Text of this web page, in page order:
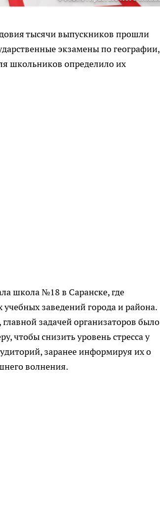
тысячи выпускников прошли
экзамены по географии,
школьников определило их
школа №18 в Саранске, где
заведений города и района.
задачей организаторов было
чтобы снизить уровень стресса у
заранее информируя их о
волнения.